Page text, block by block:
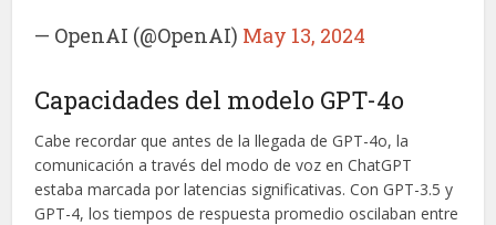
— OpenAI (@OpenAI) May 13, 2024
Capacidades del modelo GPT-4o
Cabe recordar que antes de la llegada de GPT-4o, la
comunicación a través del modo de voz en ChatGPT
estaba marcada por latencias significativas. Con GPT-3.5 y
GPT-4, los tiempos de respuesta promedio oscilaban entre